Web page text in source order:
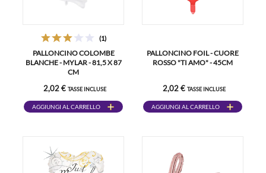
(1)
PALLONCINO COLOMBE
BLANCHE - MYLAR - 81,5 X 87
CM
2,02 € TASSE INCLUSE
AGGIUNGI AL CARRELLO
PALLONCINO FOIL - CUORE
ROSSO "TI AMO" - 45CM
2,02 € TASSE INCLUSE
AGGIUNGI AL CARRELLO